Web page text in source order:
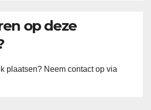
op deze
plaatsen? Neem contact op via